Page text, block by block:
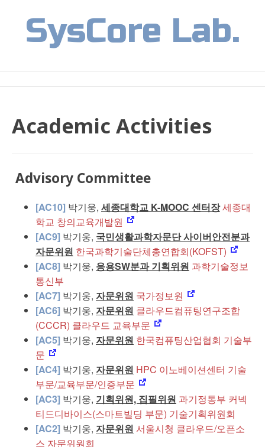
contentSysCore Lab.
Academic Activities
Advisory Committee
[AC10] 박기웅, 세종대학교 K-MOOC 센터장세종대
학교 창의교육개발원
[AC9] 박기웅, 국민생활과학자문단 사이버안전분과
자문위원 한국과학기술단체총연합회(KOFST)
[AC8] 박기웅, 응용SW분과 기획위원 과학기술정보
통신부
[AC7] 박기웅, 자문위원 국가정보원
[AC6] 박기웅, 자문위원 클라우드컴퓨팅연구조합
(CCCR) 클라우드 교육부문
[AC5] 박기웅, 자문위원 한국컴퓨팅산업협회 기술부
문
[AC4] 박기웅, 자문위원 HPC 이노베이션센터 기술
부문/교육부문/인증부문
[AC3] 박기웅, 기획위원, 집필위원 과기정통부 커넥
티드디바이스(스마트빌딩 부문) 기술기획위원회
[AC2] 박기웅, 자문위원 서울시청 클라우드/오픈소
스 자문위원회